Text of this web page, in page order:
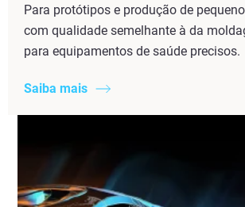
Para protótipos e produção de
com qualidade semelhante à da
para equipamentos de saúde precisos.
Saiba mais